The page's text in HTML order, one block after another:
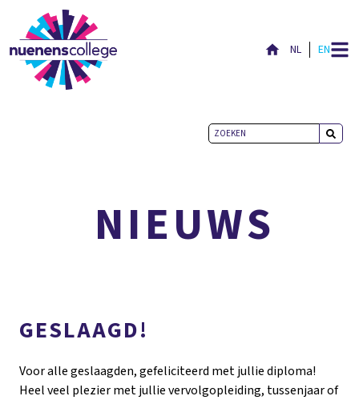
NL EN
ACTUEEL
NIEUWS
GESLAAGD!
Voor alle geslaagden, gefeliciteerd met jullie diploma!
Heel veel plezier met jullie vervolgopleiding, tussenjaar of